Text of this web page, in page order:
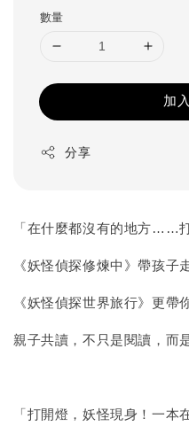
數量
加
分享
「在什麼都沒有的地方……
《妖怪偵探修煉中》帶孩子
《妖怪偵探世界旅行》更帶
親子共讀，不只是閱讀，而
「打開燈，妖怪現身！一本